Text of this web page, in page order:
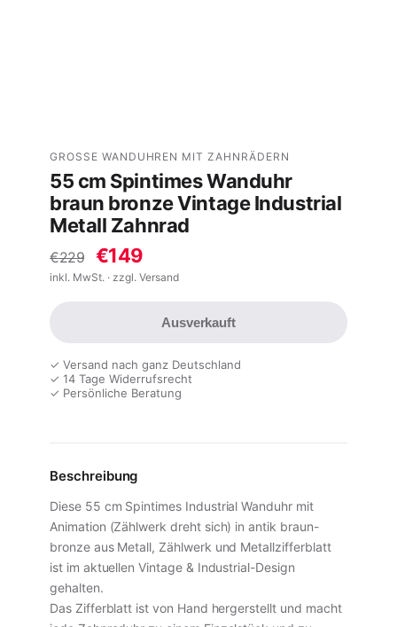
GROSSE WANDUHREN MIT ZAHNRÄDERN
55 cm Spintimes Wanduhr
braun bronze Vintage Industrial
Metall Zahnrad
€229 €149
inkl. MwSt. · zzgl. Versand
Ausverkauft
✓ Versand nach ganz Deutschland
✓ 14 Tage Widerrufsrecht
✓ Persönliche Beratung
Beschreibung
Diese 55 cm Spintimes Industrial Wanduhr mit
Animation (Zählwerk dreht sich) in antik braun-
bronze aus Metall, Zählwerk und Metallzifferblatt
ist im aktuellen Vintage & Industrial-Design
gehalten.
Das Zifferblatt ist von Hand hergerstellt und macht